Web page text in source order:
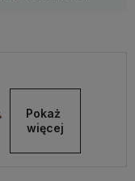
Pokaż
więcej